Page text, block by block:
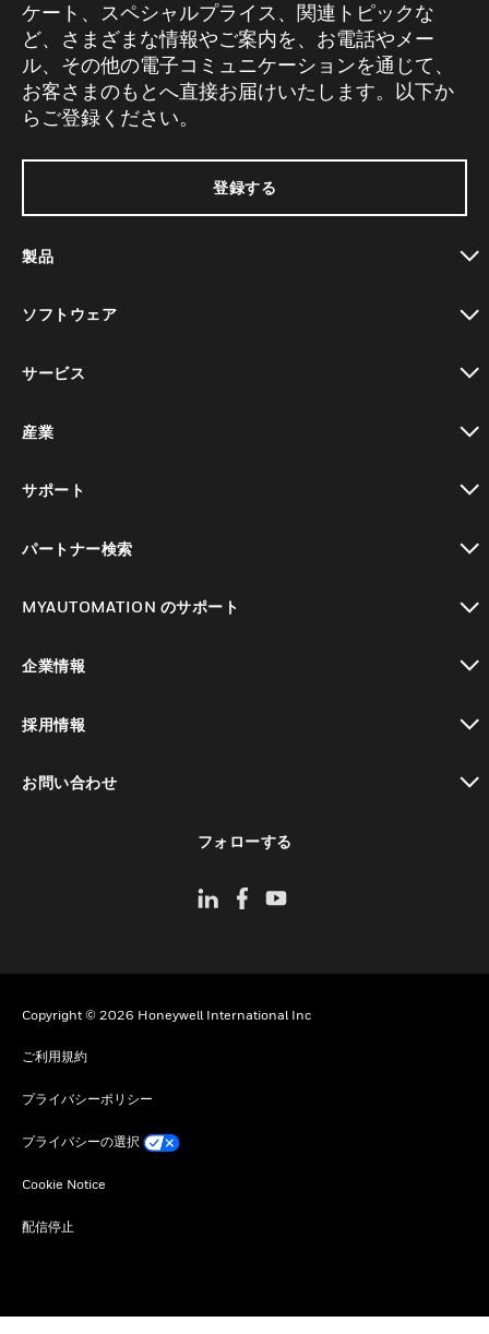
ケート、スペシャルプライス、関連トピックな
ど、さまざまな情報やご案内を、お電話やメー
ル、その他の電子コミュニケーションを通じて、
お客さまのもとへ直接お届けいたします。以下か
らご登録ください。
登録する
製品
ソフトウェア
サービス
産業
サポート
パートナー検索
MYAUTOMATION のサポート
企業情報
採用情報
お問い合わせ
フォローする
Copyright © 2026 Honeywell International Inc
ご利用規約
プライバシーポリシー
プライバシーの選択
Cookie Notice
配信停止